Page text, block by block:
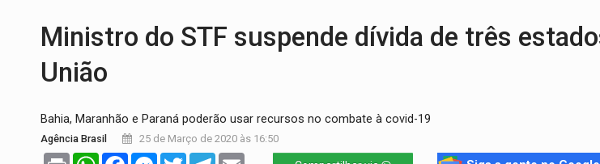
Ministro do STF suspende dívida de três
União
Bahia, Maranhão e Paraná poderão usar recursos no combate à covid-19
Agência Brasil 25 de Março de 2020 às 16:50
Print WhatsAppFacebookMessenger
TwitterTelegram